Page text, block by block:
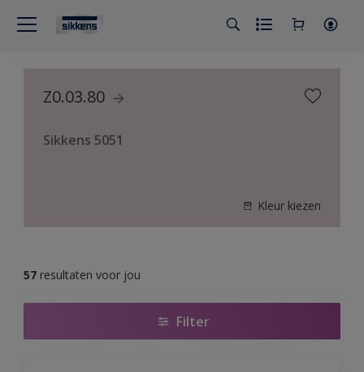
Z0.03.80
Sikkens 5051
Kleur kiezen
57 resultaten voor jou
Filter